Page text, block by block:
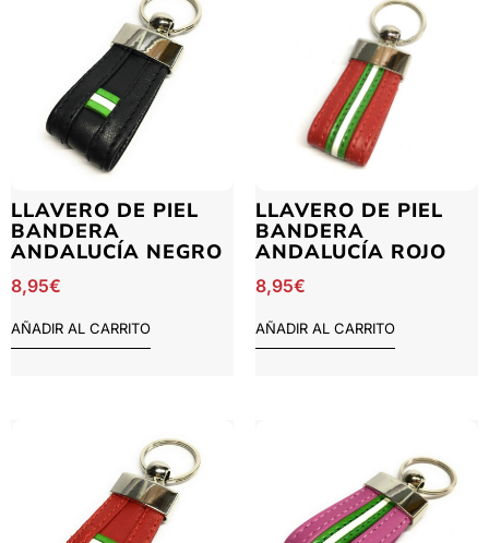
LLAVERO DE PIEL
BANDERA
ANDALUCÍA NEGRO
8,95€
AÑADIR AL CARRITO
LLAVERO DE PIEL
BANDERA
ANDALUCÍA ROJO
8,95€
AÑADIR AL CARRITO